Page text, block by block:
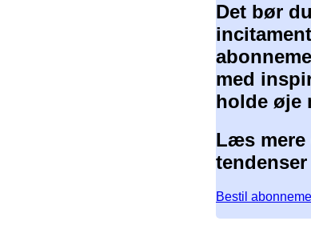
Det bør
med
holde øje
Læs mere
tendenser
Bestil